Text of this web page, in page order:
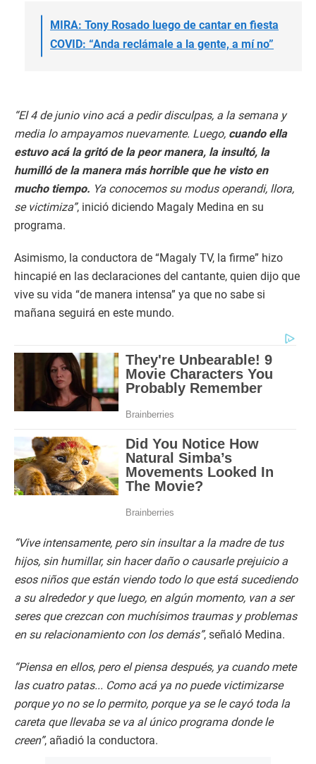
MIRA: Tony Rosado luego de cantar en fiesta
COVID: “Anda reclámale a la gente, a mí no”
“El 4 de junio vino acá a pedir disculpas, a la semana y
media lo ampayamos nuevamente. Luego, cuando ella
estuvo acá la gritó de la peor manera, la insultó, la
humilló de la manera más horrible que he visto en
mucho tiempo. Ya conocemos su modus operandi, llora,
se victimiza”, inició diciendo Magaly Medina en su
programa.
Asimismo, la conductora de “Magaly TV, la firme” hizo
hincapié en las declaraciones del cantante, quien dijo que
vive su vida “de manera intensa” ya que no sabe si
mañana seguirá en este mundo.
“Vive intensamente, pero sin insultar a la madre de tus
hijos, sin humillar, sin hacer daño o causarle prejuicio a
esos niños que están viendo todo lo que está sucediendo
a su alrededor y que luego, en algún momento, van a ser
seres que crezcan con muchísimos traumas y problemas
en su relacionamiento con los demás”, señaló Medina.
“Piensa en ellos, pero el piensa después, ya cuando mete
las cuatro patas... Como acá ya no puede victimizarse
porque yo no se lo permito, porque ya se le cayó toda la
careta que llevaba se va al único programa donde le
creen”, añadió la conductora.